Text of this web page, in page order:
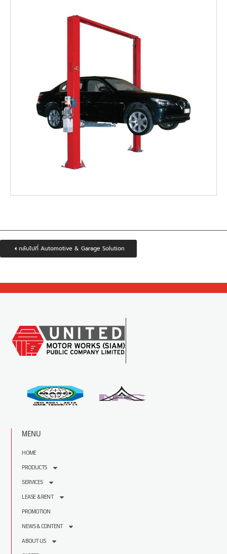
กลับไปที่ Automotive & Garage Solution
MENU
HOME
PRODUCTS
SERVICES
LEASE & RENT
PROMOTION
NEWS & CONTENT
ABOUT US